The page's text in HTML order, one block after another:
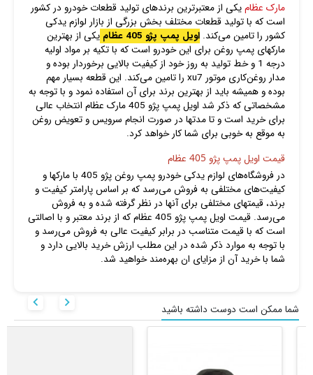
مارک عظامیکی از معتبرترین برندهای تولید قطعات خودرو در کشور
است که با تولید قطعات مختلف بخش بزرگی از بازار لوازم یدکی
کشور را تامین می‌کند. اویل پمپ پژو 405 عظام
یکی از بهترین
مارکهای پمپ روغن برای این خودرو است که با تکیه بر مواد اولیه
درجه 1 و خط تولید به روز خود از کیفیت بالایی برخوردار بوده و
مدار روغن‌کاری موتور xu7 را تامین می‌کند. این قطعه بسیار مهم
بوده و همیشه باید از بهترین برند برای آن استفاده نمود و با توجه به
مشخصاتی که ذکر شد اویل پمپ پژو 405 مارک عظام انتخاب عالی
برای خرید است و تا مدتها در صورت انجام سرویس و تعویض روغن
به موقع به خوبی برای شما کار خواهد کرد.
قیمت اویل پمپ پژو 405 عظام
در فروشگاه‌های لوازم یدکی خودرو پمپ روغن پژو 405 با مارکها و
کیفیت‌های مختلفی به فروش می‌رسد که بر اساس پارامتر کیفیت و
برند، قیمتهای مختلفی برای آنها در نظر گرفته شده و به فروش
می‌رسد. قیمت اویل پمپ پژو 405 عظام که از برند معتبر و با اصالتی
است که با قیمت متناسب در برابر کیفیت عالی به فروش می‌رسد و
با توجه به موارد ذکر شده در این مطلب ارزش خرید بالایی دارد و
شما با خرید آن از مزایای ان بهره‌مند خواهید شد.
شما ممکن است دوست داشته باشید  